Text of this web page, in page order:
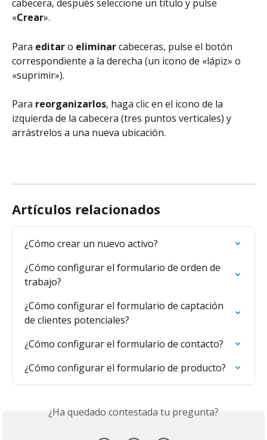
cabecera, después seleccione un título y pulse
«Crear».
Para editar o eliminar cabeceras, pulse el botón
correspondiente a la derecha (un icono de «lápiz» o
«suprimir»).
Para reorganizarlos, haga clic en el icono de la
izquierda de la cabecera (tres puntos verticales) y
arrástrelos a una nueva ubicación.
Artículos relacionados
¿Cómo crear un nuevo activo?
¿Cómo configurar el formulario de orden de
trabajo?
¿Cómo configurar el formulario de captación
de clientes potenciales?
¿Cómo configurar el formulario de contacto?
¿Cómo configurar el formulario de producto?
¿Ha quedado contestada tu pregunta?